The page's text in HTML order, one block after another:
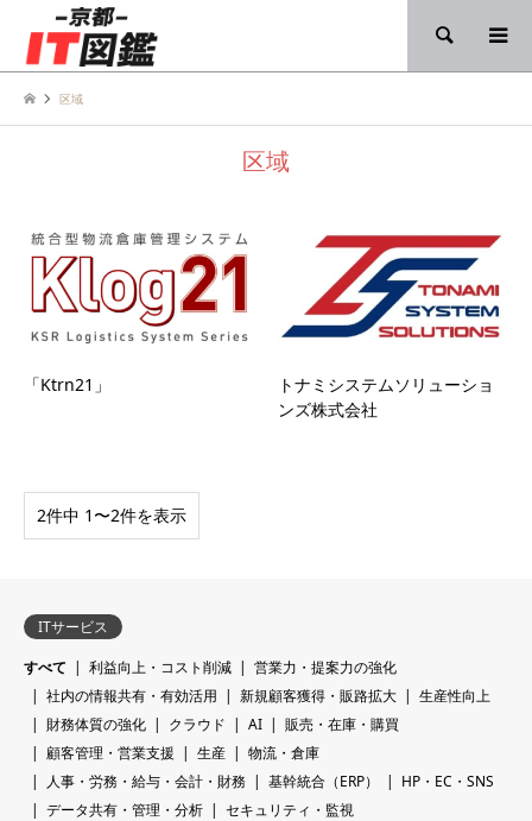
検索
区域
区域
「Ktrn21」
トナミシステムソリューショ
ンズ株式会社
2件中 1〜2件を表示
ITサービス
すべて
利益向上・コスト削減
営業力・提案力の強化
社内の情報共有・有効活用
新規顧客獲得・販路拡大
生産性向上
財務体質の強化
クラウド AI
販売・在庫・購買
顧客管理・営業支援
生産
物流・倉庫
人事・労務・給与・会計・財務
基幹統合（ERP）
HP・EC・SNS
データ共有・管理・分析
セキュリティ・監視